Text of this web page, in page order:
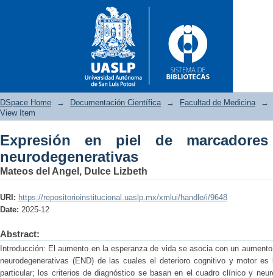
Expresión en piel de
DSpace Home → Documentación Científica → Facultad de Medicina
→
View Item
Expresión en piel de marcadores
neurodegenerativas
Mateos del Angel, Dulce Lizbeth
URI: https://repositorioinstitucional.uaslp.mx/xmlui/handle/i/9648
Date: 2025-12
Abstract:
Introducción: El aumento en la esperanza de vida se asocia con un
neurodegenerativas (END) de las cuales el deterioro cognitivo y motor
particular; los criterios de diagnóstico se basan en el cuadro clínico y